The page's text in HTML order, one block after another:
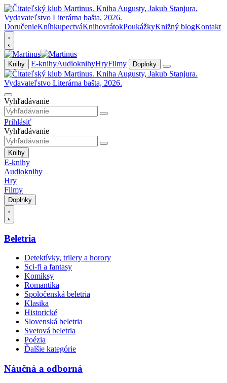
DoručenieKníhkupectváKnihovrátokPoukážkyKnižný blogKontakt
Knihy E-knihyAudioknihyHryFilmy Doplnky
Vyhľadávanie
Prihlásiť
Vyhľadávanie
Knihy
E-knihy
Audioknihy
Hry
Filmy
Doplnky
Beletria
Detektívky, trilery a horory
Sci-fi a fantasy
Komiksy
Romantika
Spoločenská beletria
Klasika
Historické
Slovenská beletria
Svetová beletria
Poézia
Ďalšie kategórie
Náučná a odborná